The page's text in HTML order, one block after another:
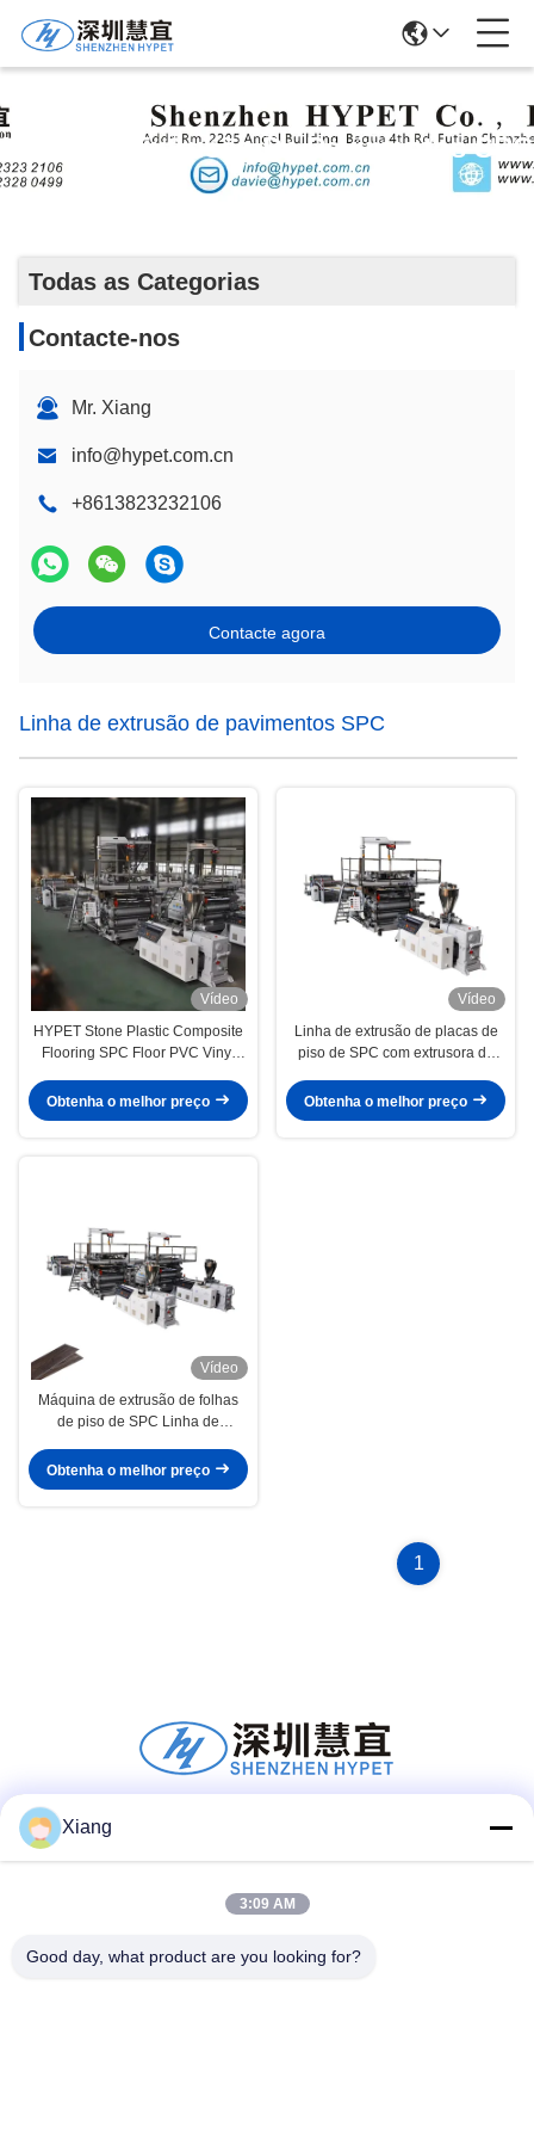
Linha De Extrusão De Pavimentos SPC
Todas as Categorias
Contacte-nos
Mr. Xiang
info@hypet.com.cn
+8613823232106
Contacte agora
Linha de extrusão de pavimentos SPC
Vídeo
HYPET Stone Plastic Composite
Flooring SPC Floor PVC Vinyl
Production Making Machine
Supplier
Obtenha o melhor preço
Vídeo
Linha de extrusão de placas de
piso de SPC com extrusora de
95/192
Obtenha o melhor preço
Vídeo
Máquina de extrusão de folhas
de piso de SPC Linha de
composto de pedra
Obtenha o melhor preço
1
Contato Rápido
Xiang
3:09 AM
Good day, what product are you looking for?